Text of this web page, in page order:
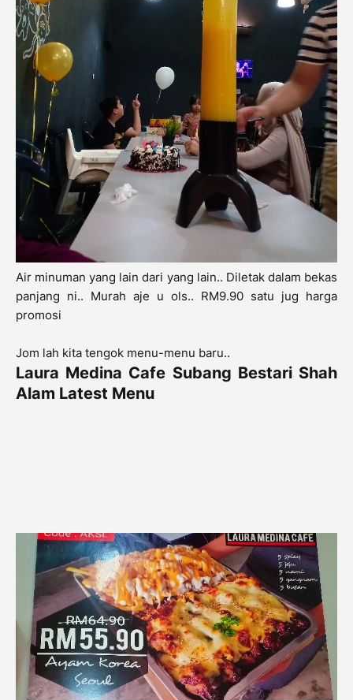
Air minuman yang lain dari yang lain.. Diletak dalam bekas
panjang ni.. Murah aje u ols.. RM9.90 satu jug harga
promosi
Jom lah kita tengok menu-menu baru..
Laura Medina Cafe Subang Bestari Shah
Alam Latest Menu